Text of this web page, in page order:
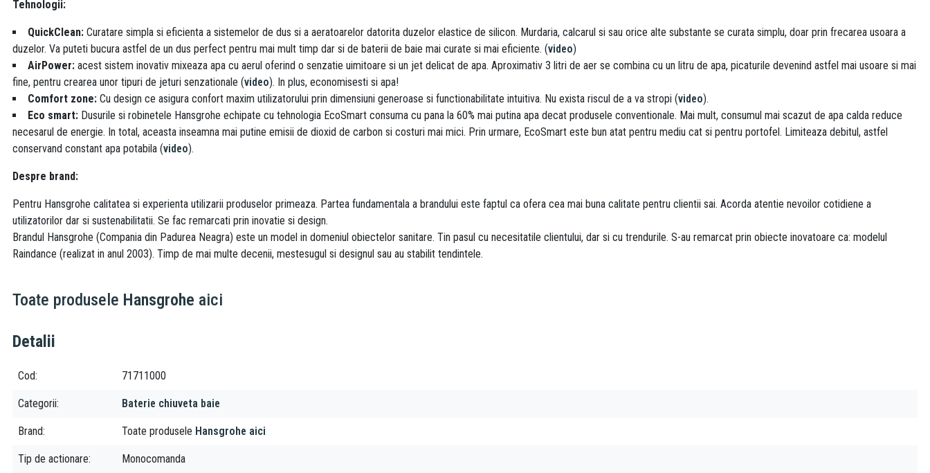
Tehnologii:
QuickClean: Curatare simpla si eficienta a sistemelor de dus si a aeratoarelor datorita duzelor elastice de silicon. Murdaria, calcarul si sau orice alte substante se curata simplu, doar prin frecarea usoara a
duzelor. Va puteti bucura astfel de un dus perfect pentru mai mult timp dar si de baterii de baie mai curate si mai eficiente. (video)
AirPower: acest sistem inovativ mixeaza apa cu aerul oferind o senzatie uimitoare si un jet delicat de apa. Aproximativ 3 litri de aer se combina cu un litru de apa, picaturile devenind astfel mai usoare si mai
fine, pentru crearea unor tipuri de jeturi senzationale (video). In plus, economisesti si apa!
Comfort zone: Cu design ce asigura confort maxim utilizatorului prin dimensiuni generoase si functionabilitate intuitiva. Nu exista riscul de a va stropi (video).
Eco smart: Dusurile si robinetele Hansgrohe echipate cu tehnologia EcoSmart consuma cu pana la 60% mai putina apa decat produsele conventionale. Mai mult, consumul mai scazut de apa calda reduce
necesarul de energie. In total, aceasta inseamna mai putine emisii de dioxid de carbon si costuri mai mici. Prin urmare, EcoSmart este bun atat pentru mediu cat si pentru portofel. Limiteaza debitul, astfel
conservand constant apa potabila (video).
Despre brand:
Pentru Hansgrohe calitatea si experienta utilizarii produselor primeaza. Partea fundamentala a brandului este faptul ca ofera cea mai buna calitate pentru clientii sai. Acorda atentie nevoilor cotidiene a
utilizatorilor dar si sustenabilitatii. Se fac remarcati prin inovatie si design.
Brandul Hansgrohe (Compania din Padurea Neagra) este un model in domeniul obiectelor sanitare. Tin pasul cu necesitatile clientului, dar si cu trendurile. S-au remarcat prin obiecte inovatoare ca: modelul
Raindance (realizat in anul 2003). Timp de mai multe decenii, mestesugul si designul sau au stabilit tendintele.
Toate produsele Hansgrohe aici
Detalii
Cod 71711000
Categorii Baterie chiuveta baie
Brand Toate produsele Hansgrohe aici
Tip de actionare Monocomanda